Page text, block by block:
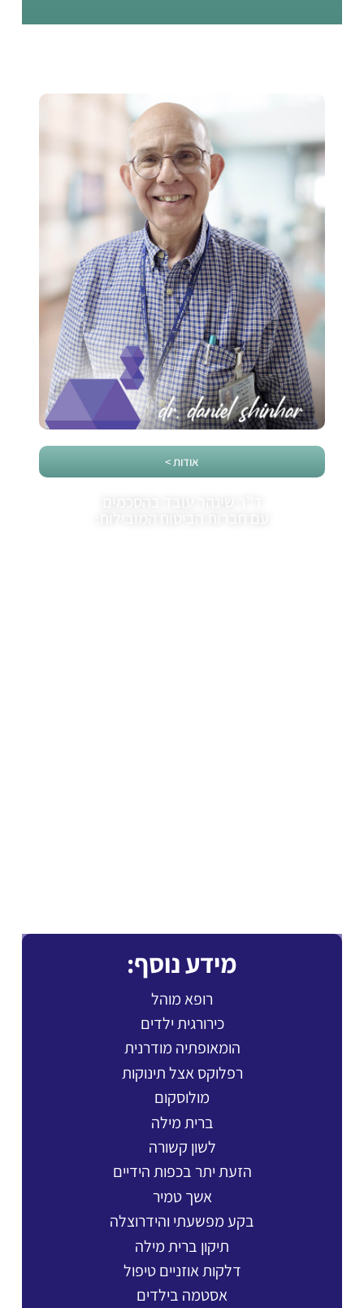
אודות >
מידע נוסף:
רופא מוהל
כירורגית ילדים
הומאופתיה מודרנית
רפלוקס אצל תינוקות
מולוסקום
ברית מילה
לשון קשורה
הזעת יתר בכפות הידיים
אשך טמיר
בקע מפשעתי והידרוצלה
תיקון ברית מילה
דלקות אוזניים טיפול
אסטמה בילדים